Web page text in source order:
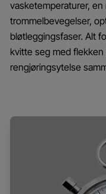
vasketemperaturer,
trommelbevegelser,
bløtleggingsfaser. Alt
kvitte seg med
rengjøringsytelse